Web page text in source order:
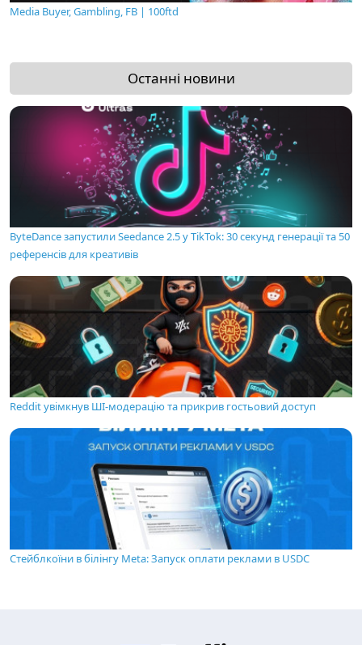
Media Buyer, Gambling, FB | 100ftd
Останні новини
ByteDance запустили Seedance 2.5 у TikTok: 30 секунд генерації та 50
референсів для креативів
Reddit увімкнув ШІ-модерацію та прикрив гостьовий доступ
Стейблкоїни в білінгу Meta: Запуск оплати реклами в USDC